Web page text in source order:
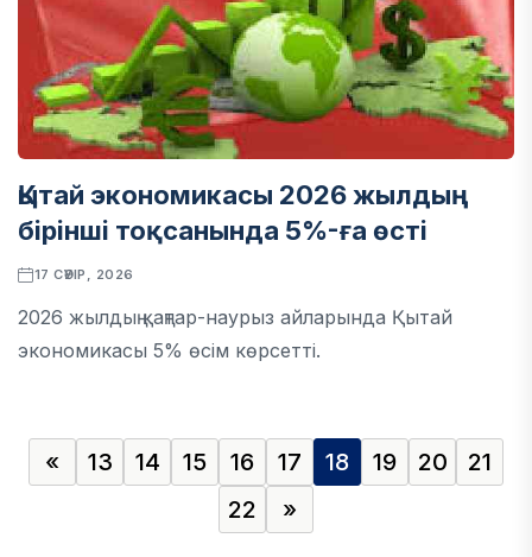
Қытай экономикасы 2026 жылдың
бірінші тоқсанында 5%-ға өсті
17 СӘУІР, 2026
2026 жылдың қаңтар-наурыз айларында Қытай
экономикасы 5% өсім көрсетті.
« 13 14 15 16 17 18 19 20
21
22
»